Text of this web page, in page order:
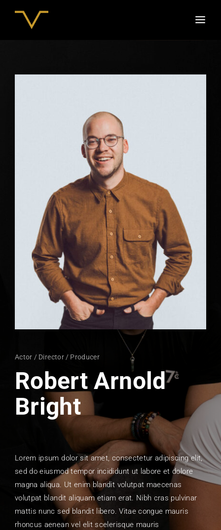
Actor Director Producer
Robert Arnold
Bright
Lorem ipsum dolor sit amet, consectetur adipiscing elit,
sed do eiusmod tempor incididunt ut labore et dolore
magna aliqua. Ut enim blandit volutpat maecenas
volutpat blandit aliquam etiam erat. Nibh cras pulvinar
mattis nunc sed blandit libero. Vitae congue mauris
rhoncus aenean vel elit scelerisque mauris
SIGN IN
Remember Me
Lost Your Password?
By signing in, you agree toour terms and conditions
and ourprivacy policy.